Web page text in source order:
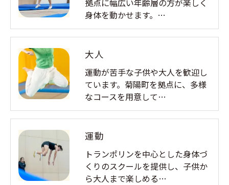
拠点に幅広い年齢層の方が楽しく
身体を動かせます。…
大人
運動が苦手な子供や大人を歓迎し
ています。菊陽町を拠点に、多様
なコースを用意して…
運動
トランポリンを中心とした身体づ
くりのスクールを提供し、子供か
ら大人まで楽しめる…